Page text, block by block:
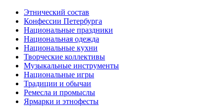
Этнический состав
Конфессии Петербурга
Национальные праздники
Национальная одежда
Национальные кухни
Творческие коллективы
Музыкальные инструменты
Национальные игры
Традиции и обычаи
Ремесла и промыслы
Ярмарки и этнофесты